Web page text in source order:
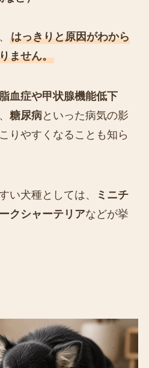
はっきりと原因がわから
ません。
血症や甲状腺機能低下
糖尿病といった病気の影
りやすくなることも知ら
い犬種としては、
ミニチ
クシャーテリアなどが挙